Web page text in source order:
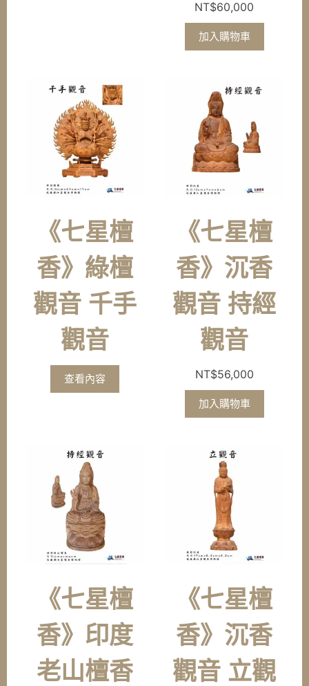
NT$60,000
加入購物車
《七星檀
香》綠檀
觀音 千手
觀音
查看內容
《七星檀
香》沉香
觀音 持經
觀音
NT$56,000
加入購物車
《七星檀
香》印度
老山檀香
《七星檀
香》沉香
觀音 立觀